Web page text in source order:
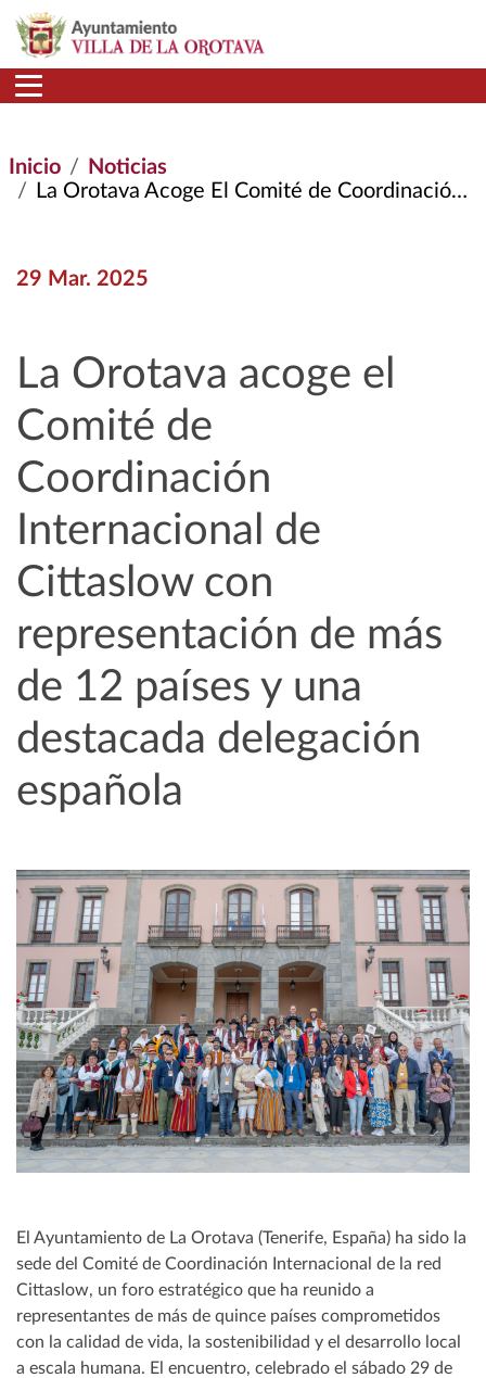
Pasar al contenido principal
Inicio
Noticias
La Orotava Acoge El Comité de Coordinación Internacional de Cittaslow Con Representación de Más de 12 Países y Una Destacada Delegación Española
29 Mar. 2025
La Orotava acoge el
Comité de
Coordinación
Internacional de
Cittaslow con
representación de más
de 12 países y una
destacada delegación
española
El Ayuntamiento de La Orotava (Tenerife, España) ha sido la
sede del Comité de Coordinación Internacional de la red
Cittaslow, un foro estratégico que ha reunido a
representantes de más de quince países comprometidos
con la calidad de vida, la sostenibilidad y el desarrollo local
a escala humana. El encuentro, celebrado el sábado 29 de